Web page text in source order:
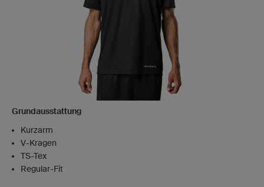
Grundausstattung
Kurzarm
V-Kragen
TS-Tex
Regular-Fit